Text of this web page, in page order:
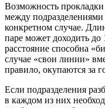
Возможность
между
конкретном случае.
паре может доходить
расстояние способна
случае «свои линии»
правило, окупаются за
Если подразделения
в каждом из них